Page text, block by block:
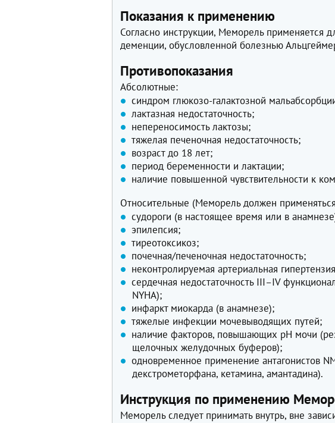
Показания к применению
Согласно инструкции, Меморель применяется
деменции, обусловленной болезнью
Противопоказания
Абсолютные:
синдром глюкозо-галактозной
лактазная недостаточность;
непереносимость лактозы;
тяжелая печеночная недостаточность;
возраст до 18 лет;
период беременности и лактации;
наличие повышенной чувствительности к
Относительные (Меморель должен
судороги (в настоящее время или в
эпилепсия;
тиреотоксикоз;
почечная/печеночная недостаточность;
неконтролируемая артериальная
сердечная недостаточность III–IV
NYHA);
инфаркт миокарда (в анамнезе);
тяжелые инфекции мочевыводящих путей;
наличие факторов, повышающих pH мочи
щелочных желудочных буферов);
одновременное применение антагонистов
декстрометорфана, кетамина, амантадина).
Инструкция по применению
Меморель следует принимать внутрь, вне